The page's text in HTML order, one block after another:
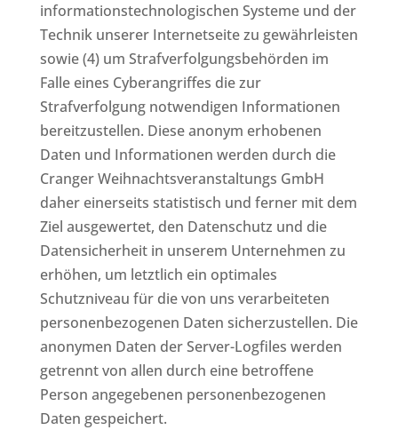
informationstechnologischen Systeme und der
Technik unserer Internetseite zu gewährleisten
sowie (4) um Strafverfolgungsbehörden im
Falle eines Cyberangriffes die zur
Strafverfolgung notwendigen Informationen
bereitzustellen. Diese anonym erhobenen
Daten und Informationen werden durch die
Cranger Weihnachtsveranstaltungs GmbH
daher einerseits statistisch und ferner mit dem
Ziel ausgewertet, den Datenschutz und die
Datensicherheit in unserem Unternehmen zu
erhöhen, um letztlich ein optimales
Schutzniveau für die von uns verarbeiteten
personenbezogenen Daten sicherzustellen. Die
anonymen Daten der Server-Logfiles werden
getrennt von allen durch eine betroffene
Person angegebenen personenbezogenen
Daten gespeichert.